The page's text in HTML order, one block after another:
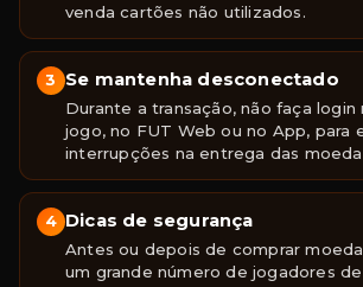
venda cartões não utilizados.
3 Se mantenha desconectado
Durante a transação, não faça login
jogo, no FUT Web ou no App, para
interrupções na entrega das
4 Dicas de segurança
Antes ou depois de comprar
um grande número de jogadores